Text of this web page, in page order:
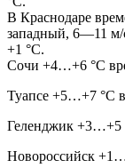
В Краснодаре
западный, 6—11 м/
+1 °С.
Сочи +4…+6 °C
Туапсе +5…+7 °C
Геленджик +3…+5
Новороссийск